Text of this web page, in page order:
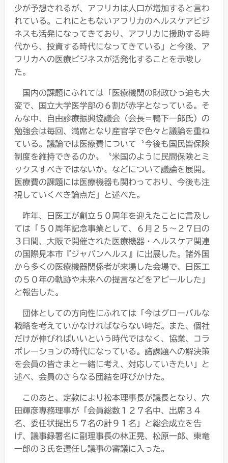
少が予想されるが、アフリカは人口が増加すると言わ
れている。これにともないアフリカのヘルスケアビジ
ネスも活発になってきており、アフリカに援助する時
代から、投資する時代になってきている」と今後、ア
フリカへの医療ビジネスが活発化することを示唆し
た。
国内の課題にふれては「医療機関の財政ひっ迫も大
変で、国立大学医学部の６割が赤字となっている。そ
んな中、自由診療振興協議会（会長＝鴨下一郎氏）の
勉強会は毎回、満席となり産官学で色々と議論を重ね
ている。議論では医療費について〝今後も国民皆保険
制度を維持できるのか〟〝米国のように民間保険とミ
ックスすべきではないか〟などについて議論を展開。
医療費の課題には医療機器も関わっており、今後も注
視していくべき論点だ」と述べた。
昨年、日医工が創立５０周年を迎えたことに言及し
ては「５０周年記念事業として、６月２５～２７日の
３日間、大阪で開催された医療機器・ヘルスケア関連
の国際見本市『ジャパンヘルス』に出展した。諸外国
から多くの医療機器関係者が来場した会場で、日医工
の５０年の軌跡や未来への提言などをアピールした」
と報告した。
団体としての方向性にふれては「今はグローバルな
戦略を考えていかなければならない時だ。また、個社
だけが伸びればいいという時代ではなく、協業、コラ
ボレーションの時代になっている。諸課題への解決策
を会員の皆さまと一緒に考え、対応していきたい」と
述べ、会員のさらなる団結を呼びかけた。
このあと、定款により松本理事長が議長となり、穴
田輝彦専務理事が「会員総数１２７名中、出席３４
名、委任状提出５７名の計９１名」と総会成立を告
げ、議事録署名に副理事長の林正晃、松原一郎、東竜
一郎の３氏を選任し議事の審議に入った。